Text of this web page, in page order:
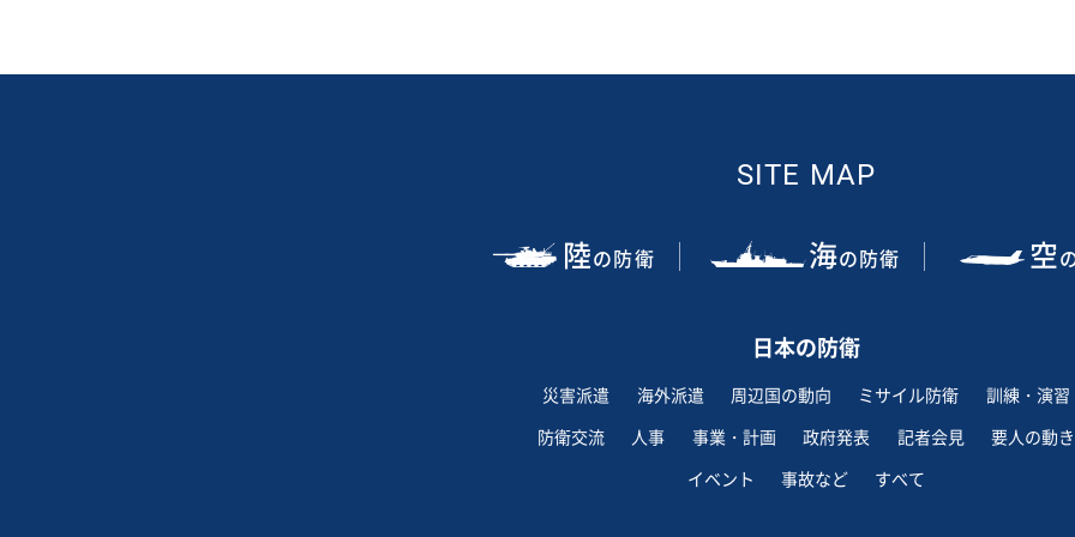
SITE MAP
陸の防衛 海の防衛 空
日本の防衛
災害派遣 海外派遣 周辺国の動向 ミサイル防衛
訓練・演習
防衛交流
人事 事業・計画 政府発表 記者会見
要人の動き
イベント
事故など すべて